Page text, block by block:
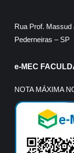
Rua Prof. Massud
Pederneiras – SP
e-MEC
NOTA MÁXIMA